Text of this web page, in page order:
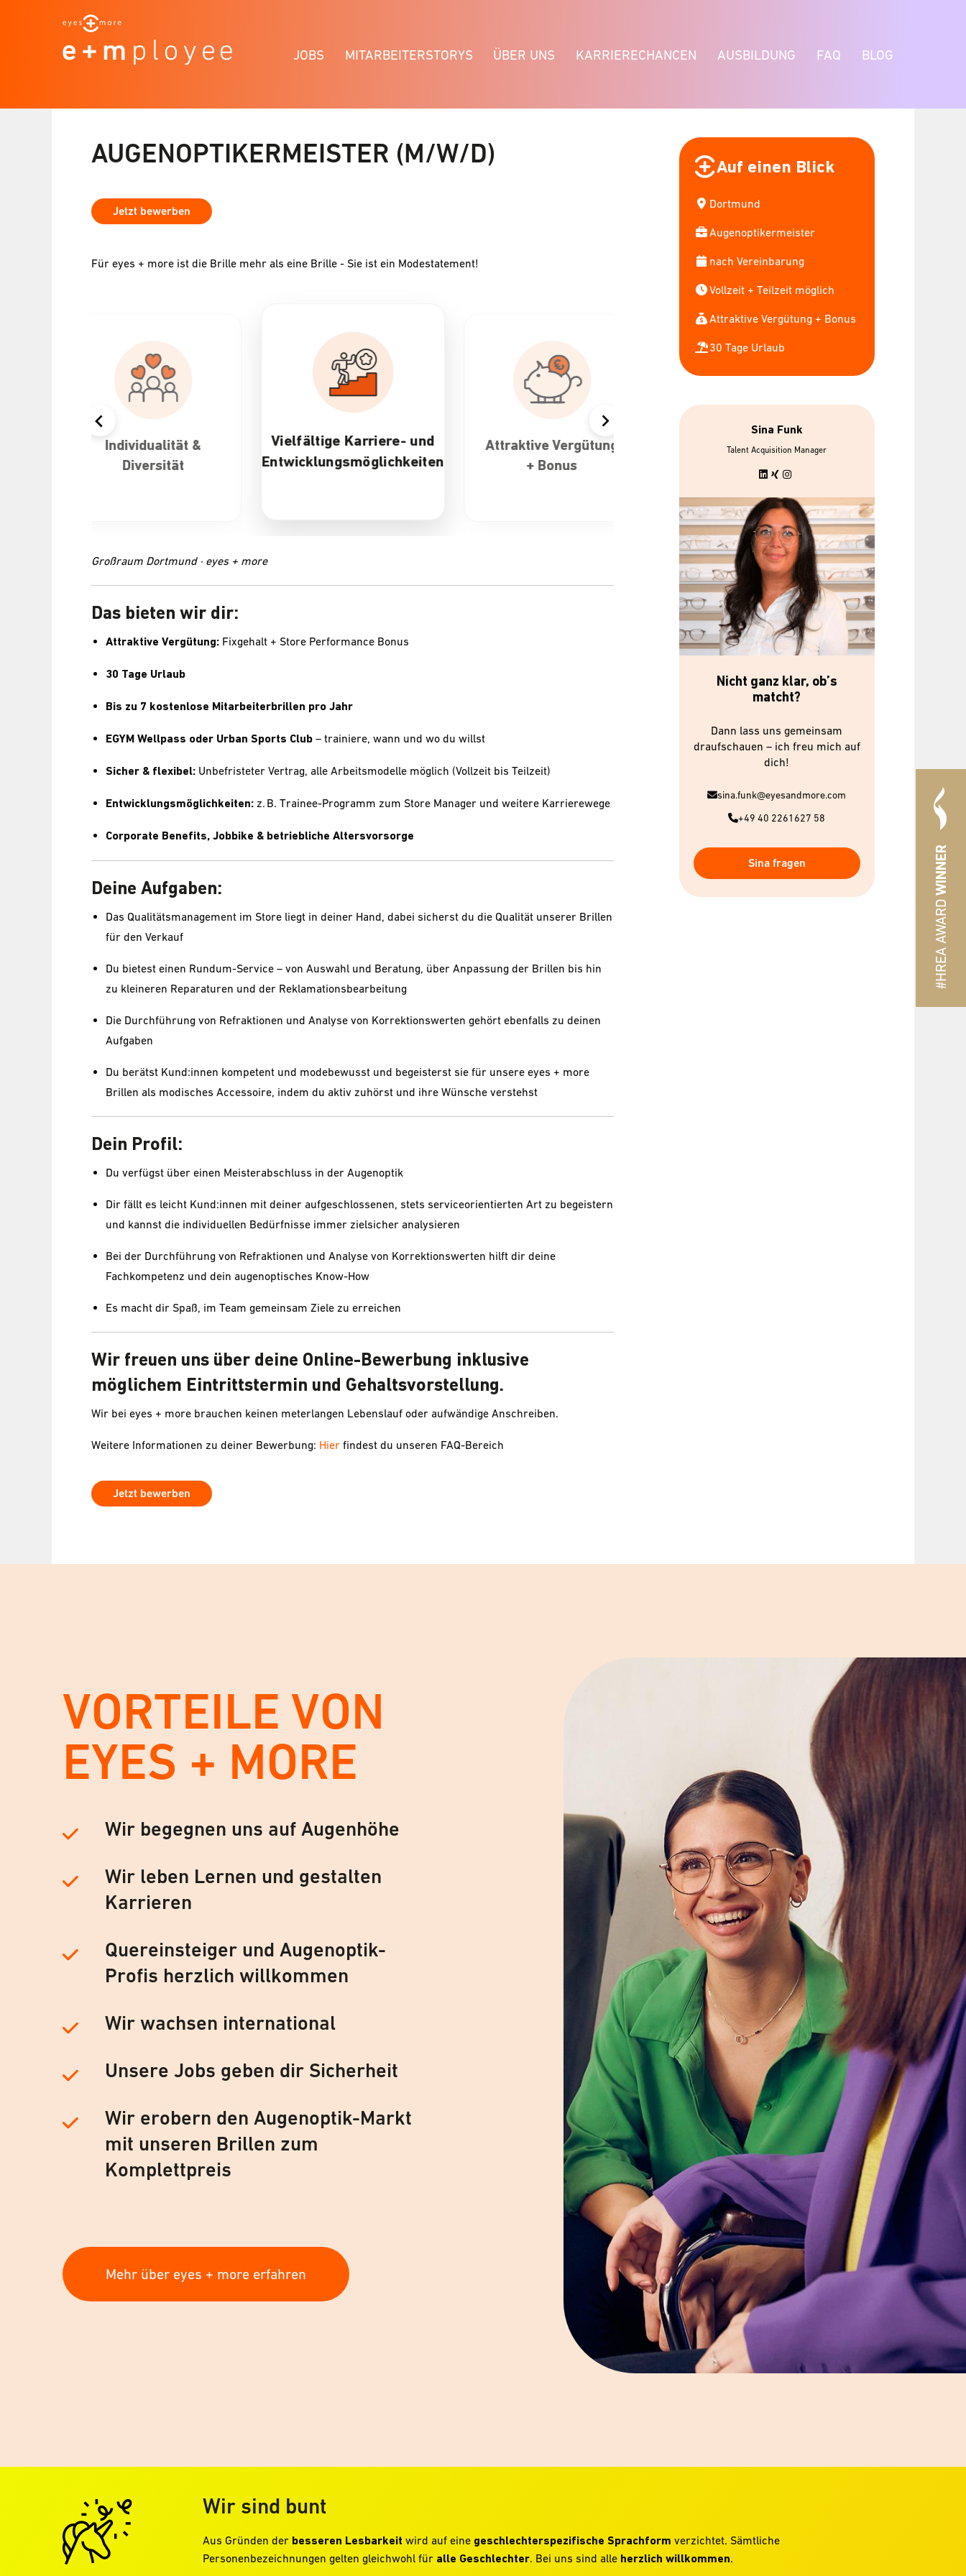
JOBS MITARBEITERSTORYS ÜBER UNS KARRIERECHANCEN AUSBILDUNG FAQ BLOG
#HREA AWARD
WINNER
AUGENOPTIKERMEISTER (M/W/D)
Jetzt bewerben
Für eyes + more ist die Brille mehr als eine Brille - Sie ist ein Modestatement!
Vielfältige Karriere- und
Entwicklungsmöglichkeiten
Attraktive Vergütung
+ Bonus
30 Tage Urlaub &
flexible
bis zu 7 gratis
Mitarbeiterbrillen
Großraum Dortmund · eyes + more
Das bieten wir dir:
Attraktive Vergütung: Fixgehalt + Store Performance Bonus
30 Tage Urlaub
Bis zu 7 kostenlose Mitarbeiterbrillen pro Jahr
EGYM Wellpass oder Urban Sports Club – trainiere, wann und wo du willst
Sicher & flexibel: Unbefristeter Vertrag, alle Arbeitsmodelle möglich (Vollzeit bis Teilzeit)
Entwicklungsmöglichkeiten: z. B. Trainee-Programm zum Store Manager und weitere Karrierewege
Corporate Benefits, Jobbike & betriebliche Altersvorsorge
Deine Aufgaben:
Das Qualitätsmanagement im Store liegt in deiner Hand, dabei sicherst du die Qualität unserer Brillen
für den Verkauf
Du bietest einen Rundum-Service – von Auswahl und Beratung, über Anpassung der Brillen bis hin
zu kleineren Reparaturen und der Reklamationsbearbeitung
Die Durchführung von Refraktionen und Analyse von Korrektionswerten gehört ebenfalls zu deinen
Aufgaben
Du berätst Kund:innen kompetent und modebewusst und begeisterst sie für unsere eyes + more
Brillen als modisches Accessoire, indem du aktiv zuhörst und ihre Wünsche verstehst
Dein Profil:
Du verfügst über einen Meisterabschluss in der Augenoptik
Dir fällt es leicht Kund:innen mit deiner aufgeschlossenen, stets serviceorientierten Art zu begeistern
und kannst die individuellen Bedürfnisse immer zielsicher analysieren
Bei der Durchführung von Refraktionen und Analyse von Korrektionswerten hilft dir deine
Fachkompetenz und dein augenoptisches Know-How
Es macht dir Spaß, im Team gemeinsam Ziele zu erreichen
Wir freuen uns über deine Online-Bewerbung inklusive
möglichem Eintrittstermin und Gehaltsvorstellung.
Wir bei eyes + more brauchen keinen meterlangen Lebenslauf oder aufwändige Anschreiben.
Weitere Informationen zu deiner Bewerbung: Hier findest du unseren FAQ-Bereich
Jetzt bewerben
Auf einen Blick
Dortmund
Augenoptikermeister
nach Vereinbarung
Vollzeit + Teilzeit möglich
Attraktive Vergütung + Bonus
30 Tage Urlaub
Sina Funk
Talent Acquisition Manager
Nicht ganz klar, ob’s
matcht?
Dann lass uns gemeinsam
draufschauen – ich freu mich auf
dich!
sina.funk@eyesandmore.com
+49 40 2261627 58
Sina fragen
VORTEILE VON
EYES + MORE
Wir begegnen uns auf Augenhöhe
Wir leben Lernen und gestalten
Karrieren
Quereinsteiger und Augenoptik-
Profis herzlich willkommen
Wir wachsen international
Unsere Jobs geben dir Sicherheit
Wir erobern den Augenoptik-Markt
mit unseren Brillen zum
Komplettpreis
Mehr über eyes + more erfahren
Wir sind bunt
Aus Gründen der besseren Lesbarkeit wird auf eine geschlechterspezifische Sprachform verzichtet. Sämtliche
Personenbezeichnungen gelten gleichwohl für alle Geschlechter. Bei uns sind alle herzlich willkommen.